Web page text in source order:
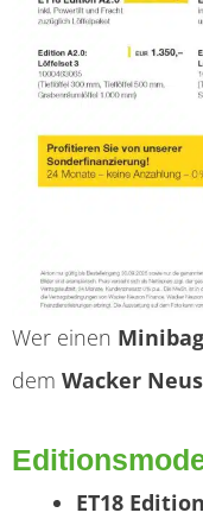
Wer einen
dem Wacker
ET18